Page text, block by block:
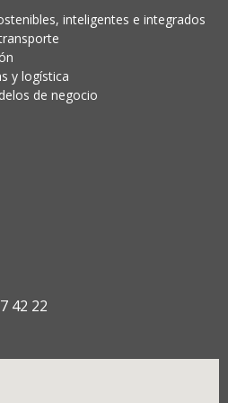
inteligentes e integrados
y logística
de negocio
42 22